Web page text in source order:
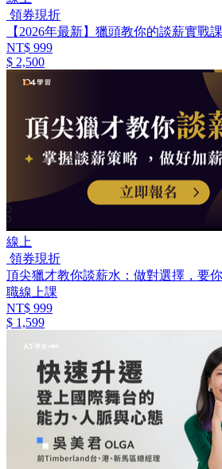
領券現折
【2026年最新】獵頭教你的談薪實戰
NT$ 999
$ 2,500
線上
領券現折
頂尖獵才教你談薪水：做對選擇，要
職線上課
NT$ 999
$ 1,599